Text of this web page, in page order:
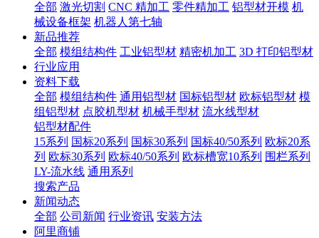
全部 激光切割 CNC 精加工 零件精加工 铝型材开模 机
械设备框架 机器人第七轴
新品推荐
全部 模组结构件 工业铝型材 精密机加工 3D 打印铝型材
行业应用
资料下载
全部 模组结构件 通用铝型材 国标铝型材 欧标铝型材 模
组铝型材 点胶机型材 机械手型材 流水线型材
铝型材配件
15系列 国标20系列 国标30系列 国标40/50系列 欧标20系
列 欧标30系列 欧标40/50系列 欧标槽宽10系列 围栏系列
LY-流水线 通用系列
搜索产品
新闻动态
全部 公司新闻 行业资讯 安装方法
阿里商铺